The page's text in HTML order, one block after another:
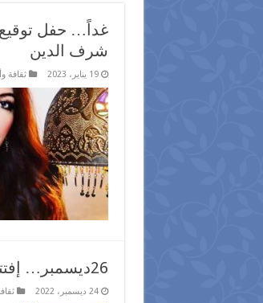
غداً… حفل توقيع
شرف الدين
19 يناير، 2023 ثقافة
26ديسمبر… إفتتاح معرض “مبدعون بطابع خاص” بدار الأوبرا المصرية
24 ديسمبر، 2022